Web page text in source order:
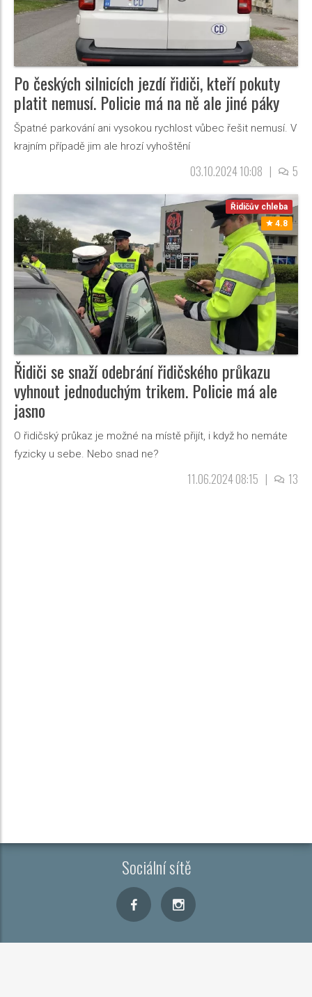
Po českých silnicích jezdí řidiči, kteří pokuty
platit nemusí. Policie má na ně ale jiné páky
Špatné parkování ani vysokou rychlost vůbec řešit nemusí. V
krajním případě jim ale hrozí vyhoštění
03.10.2024 10:08 | 5
Řidičův chleba
4.8
Řidiči se snaží odebrání řidičského průkazu
vyhnout jednoduchým trikem. Policie má ale
jasno
O řidičský průkaz je možné na místě přijít, i když ho nemáte
fyzicky u sebe. Nebo snad ne?
11.06.2024 08:15 | 13
Sociální sítě